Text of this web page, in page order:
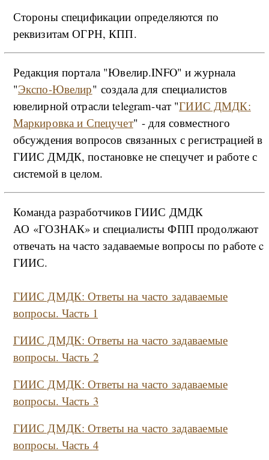
Стороны спецификации определяются по
реквизитам ОГРН, КПП.
Редакция портала "Ювелир.INFO" и журнала
"Экспо-Ювелир" создала для специалистов
ювелирной отрасли telegram-чат "ГИИС ДМДК:
Маркировка и Спецучет" - для совместного
обсуждения вопросов связанных с регистрацией в
ГИИС ДМДК, постановке не спецучет и работе с
системой в целом.
Команда разработчиков ГИИС ДМДК
АО «ГОЗНАК» и специалисты ФПП продолжают
отвечать на часто задаваемые вопросы по работе c
ГИИС.
ГИИС ДМДК: Ответы на часто задаваемые
вопросы. Часть 1
ГИИС ДМДК: Ответы на часто задаваемые
вопросы. Часть 2
ГИИС ДМДК: Ответы на часто задаваемые
вопросы. Часть 3
ГИИС ДМДК: Ответы на часто задаваемые
вопросы. Часть 4